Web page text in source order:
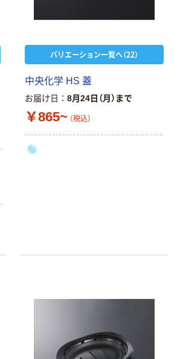
バリエーション一覧へ（22）
中央化学 HS 蓋
お届け日 8月24日（月）まで
￥865~ （税込）